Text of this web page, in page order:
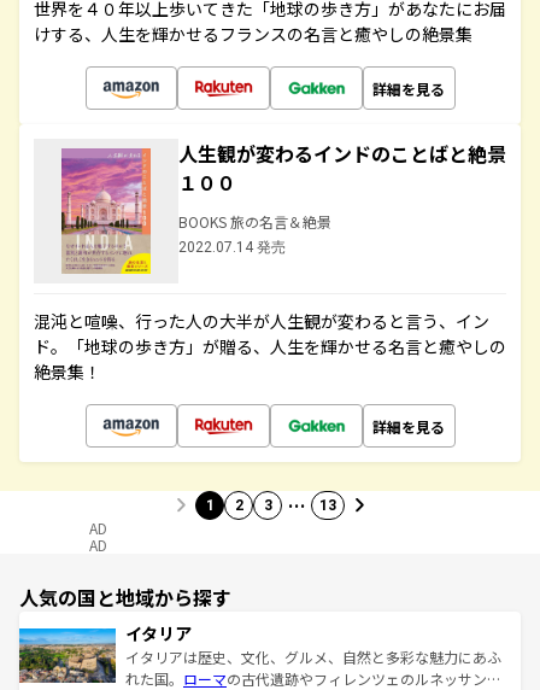
世界を４０年以上歩いてきた「地球の歩き方」があなたにお届
けする、人生を輝かせるフランスの名言と癒やしの絶景集
詳細を見る
人生観が変わるインドのことばと絶景
１００
BOOKS 旅の名言＆絶景
2022.07.14 発売
混沌と喧噪、行った人の大半が人生観が変わると言う、イン
ド。「地球の歩き方」が贈る、人生を輝かせる名言と癒やしの
絶景集！
詳細を見る
1 2 3 … 13
AD
AD
人気の国と地域から探す
イタリア
イタリアは歴史、文化、グルメ、自然と多彩な魅力にあふ
れた国。 ローマの古代遺跡やフィレンツェのルネッサンス